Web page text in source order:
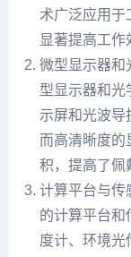
术广泛应用于
显著提高工作
微型显示器和
型显示器和光
示屏和光波导
而高清晰度的
积，提高了佩
计算平台与传
的计算平台和
度计、环境光